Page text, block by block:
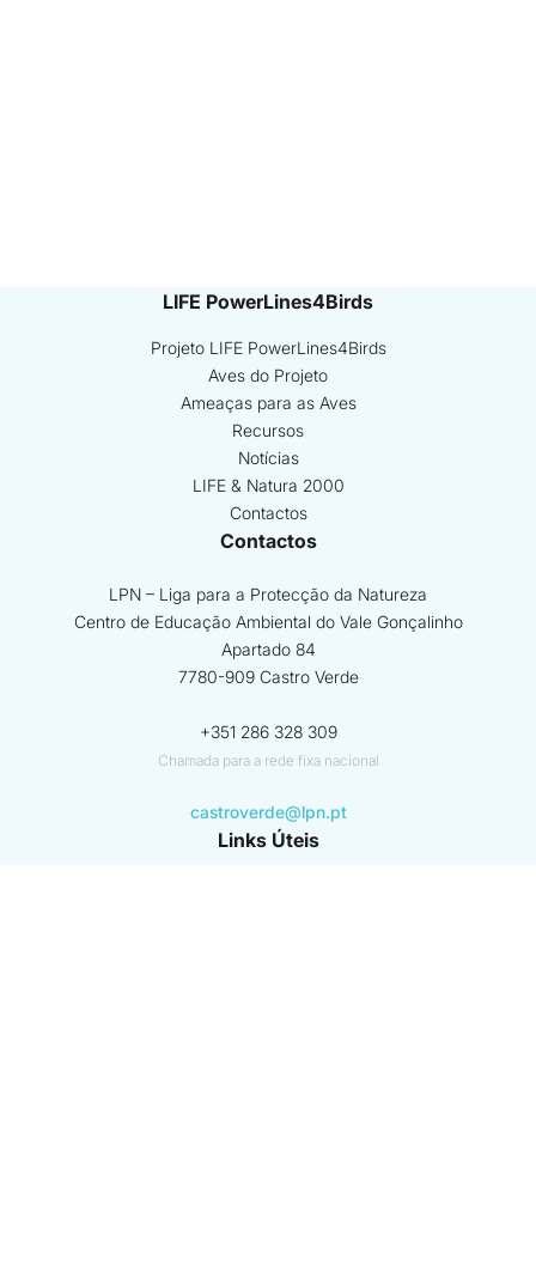
LIFE PowerLines4Birds
Projeto LIFE PowerLines4Birds
Aves do Projeto
Ameaças para as Aves
Recursos
Notícias
LIFE & Natura 2000
Contactos
Contactos
LPN – Liga para a Protecção da Natureza
Centro de Educação Ambiental do Vale Gonçalinho
Apartado 84
7780-909 Castro Verde
+351 286 328 309
Chamada para a rede fixa nacional
castroverde@lpn.pt
Links Úteis